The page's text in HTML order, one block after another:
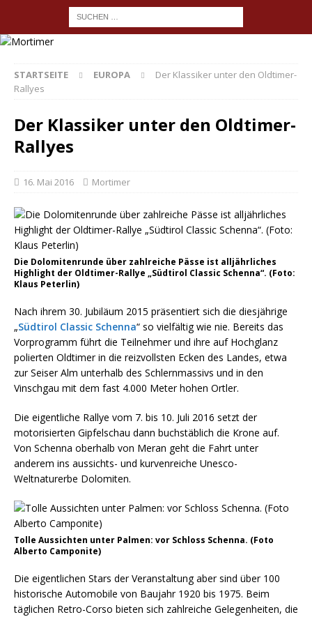
STARTSEITE EUROPA
Der Klassiker unter den Oldtimer-
Rallyes
Der Klassiker unter den Oldtimer-
Rallyes
16. Mai 2016 Mortimer
Die Dolomitenrunde über zahlreiche Pässe ist alljährliches
Highlight der Oldtimer-Rallye „Südtirol Classic Schenna“. (Foto:
Klaus Peterlin)
Nach ihrem 30. Jubiläum 2015 präsentiert sich die diesjährige
„Südtirol Classic Schenna“ so vielfältig wie nie. Bereits das
Vorprogramm führt die Teilnehmer und ihre auf Hochglanz
polierten Oldtimer in die reizvollsten Ecken des Landes, etwa
zur Seiser Alm unterhalb des Schlernmassivs und in den
Vinschgau mit dem fast 4.000 Meter hohen Ortler.
Die eigentliche Rallye vom 7. bis 10. Juli 2016 setzt der
motorisierten Gipfelschau dann buchstäblich die Krone auf.
Von Schenna oberhalb von Meran geht die Fahrt unter
anderem ins aussichts- und kurvenreiche Unesco-
Weltnaturerbe Dolomiten.
Tolle Aussichten unter Palmen: vor Schloss Schenna. (Foto
Alberto Camponite)
Die eigentlichen Stars der Veranstaltung aber sind über 100
historische Automobile von Baujahr 1920 bis 1975. Beim
täglichen Retro-Corso bieten sich zahlreiche Gelegenheiten, die